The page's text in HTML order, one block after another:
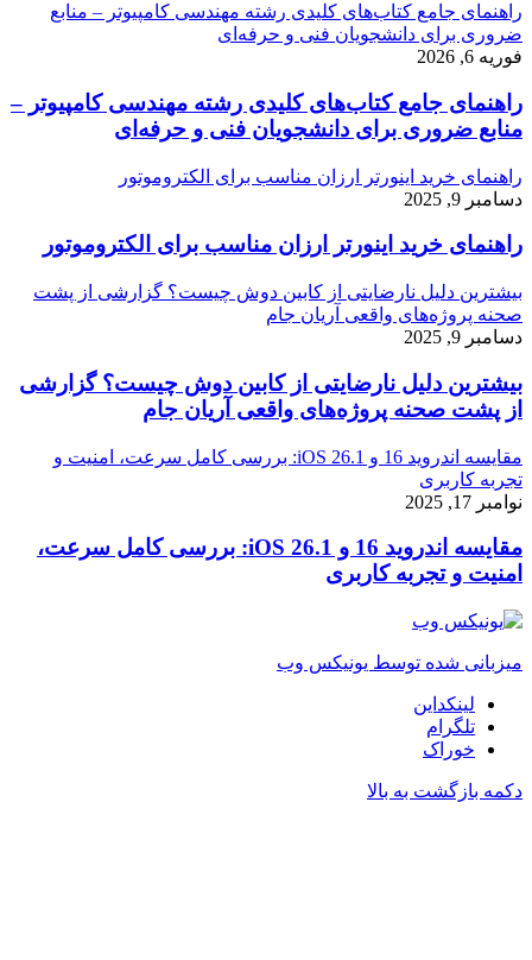
راهنمای جامع کتاب‌های کلیدی رشته مهندسی کامپیوتر – منابع
ضروری برای دانشجویان فنی و حرفه‌ای
فوریه 6, 2026
راهنمای جامع کتاب‌های کلیدی رشته مهندسی کامپیوتر –
منابع ضروری برای دانشجویان فنی و حرفه‌ای
راهنمای خرید اینورتر ارزان مناسب برای الکتروموتور
دسامبر 9, 2025
راهنمای خرید اینورتر ارزان مناسب برای الکتروموتور
بیشترین دلیل نارضایتی از کابین دوش چیست؟ گزارشی از پشت
صحنه پروژه‌های واقعی آریان جام
دسامبر 9, 2025
بیشترین دلیل نارضایتی از کابین دوش چیست؟ گزارشی
از پشت صحنه پروژه‌های واقعی آریان جام
مقایسه اندروید 16 و iOS 26.1: بررسی کامل سرعت، امنیت و
تجربه کاربری
نوامبر 17, 2025
مقایسه اندروید 16 و iOS 26.1: بررسی کامل سرعت،
امنیت و تجربه کاربری
میزبانی شده توسط یونیکس وب
لینکداین
تلگرام
خوراک
دکمه بازگشت به بالا